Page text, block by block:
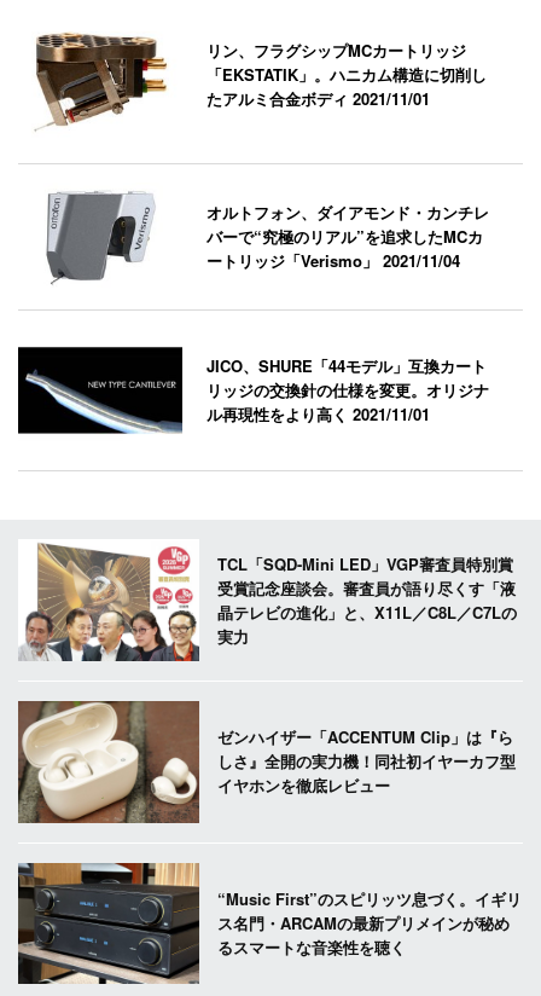
リン、フラグシップMCカートリッジ
「EKSTATIK」。ハニカム構造に切削し
たアルミ合金ボディ2021/11/01
オルトフォン、ダイアモンド・カンチレ
バーで“究極のリアル”を追求したMCカ
ートリッジ「Verismo」2021/11/04
JICO、SHURE「44モデル」互換カート
リッジの交換針の仕様を変更。オリジナ
ル再現性をより高く2021/11/01
TCL「SQD-Mini LED」VGP審査員特別賞
受賞記念座談会。審査員が語り尽くす「液
晶テレビの進化」と、X11L／C8L／C7Lの
実力
ゼンハイザー「ACCENTUM Clip」は『ら
しさ』全開の実力機！同社初イヤーカフ型
イヤホンを徹底レビュー
“Music First”のスピリッツ息づく。イギリ
ス名門・ARCAMの最新プリメインが秘め
るスマートな音楽性を聴く